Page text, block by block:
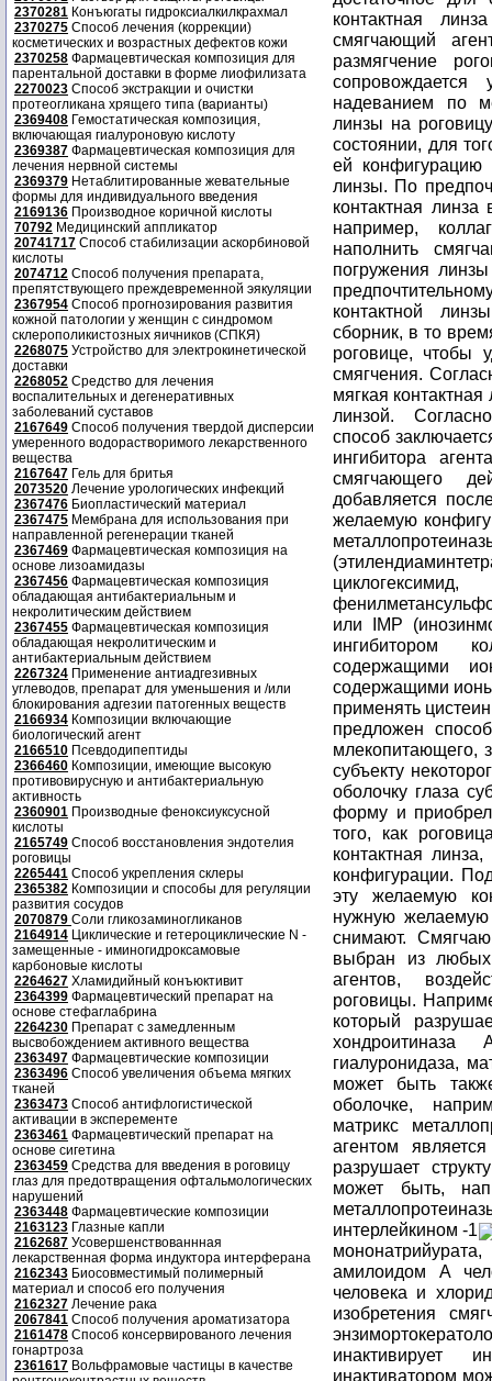
2370281 Конъюгаты гидроксиалкилкрахмал
2370275 Способ лечения (коррекции)
косметических и возрастных дефектов кожи
2370258 Фармацевтическая композиция для
парентальной доставки в форме лиофилизата
2270023 Способ экстракции и очистки
протеогликана хрящего типа (варианты)
2369408 Гемостатическая композиция,
включающая гиалуроновую кислоту
2369387 Фармацевтическая композиция для
лечения нервной системы
2369379 Нетаблитированные жевательные
формы для индивидуального введения
2169136 Производное коричной кислоты
70792 Медицинский аппликатор
20741717 Способ стабилизации аскорбиновой
кислоты
2074712 Способ получения препарата,
препятствующего преждевременной эякуляции
2367954 Способ прогнозирования развития
кожной патологии у женщин с синдромом
склерополикистозных яичников (СПКЯ)
2268075 Устройство для электрокинетической
доставки
2268052 Средство для лечения
воспалительных и дегенеративных
заболеваний суставов
2167649 Способ получения твердой дисперсии
умеренного водорастворимого лекарственного
вещества
2167647 Гель для бритья
2073520 Лечение урологических инфекций
2367476 Биопластический материал
2367475 Мембрана для использования при
направленной регенерации тканей
2367469 Фармацевтическая композиция на
основе лизоамидазы
2367456 Фармацевтическая композиция
обладающая антибактериальным и
некролитическим действием
2367455 Фармацевтическая композиция
обладающая некролитическим и
антибактериальным действием
2267324 Применение антиадгезивных
углеводов, препарат для уменьшения и /или
блокирования адгезии патогенных веществ
2166934 Композиции включающие
биологический агент
2166510 Псевдодипептиды
2366460 Композиции, имеющие высокую
противовирусную и антибактериальную
активность
2360901 Производные феноксиуксусной
кислоты
2165749 Способ восстановления эндотелия
роговицы
2265441 Способ укрепления склеры
2365382 Композиции и способы для регуляции
развития сосудов
2070879 Соли гликозаминогликанов
2164914 Циклические и гетероциклические N -
замещенные - иминогидроксамовые
карбоновые кислоты
2264627 Хламидийный конъюктивит
2364399 Фармацевтический препарат на
основе стефаглабрина
2264230 Препарат с замедленным
высвобождением активного вещества
2363497 Фармацевтические композиции
2363496 Способ увеличения объема мягких
тканей
2363473 Способ антифлогистической
активации в эксперементе
2363461 Фармацевтический препарат на
основе сигетина
2363459 Средства для введения в роговицу
глаз для предотвращения офтальмологических
нарушений
2363448 Фармацевтические композиции
2163123 Глазные капли
2162687 Усовершенствованнная
лекарственная форма индуктора интерферана
2162343 Биосовместимый полимерный
материал и способ его получения
2162327 Лечение рака
2067841 Способ получения ароматизатора
2161478 Способ консервированого лечения
гонартроза
2361617 Вольфрамовые частицы в качестве
контактная
смягчающий
размягчение
надеванием по
линзы на
состоянии, для
ей конфигурацию
линзы. По
контактная
например,
наполнить
погружения
контактной
сборник, в то
роговице, чтобы
смягчения.
мягкая
линзой.
способ
ингибитора
смягчающего
добавляется
желаемую
или IMP
ингибитором
содержащими
содержащими
применять
предложен
млекопитающего,
субъекту
оболочку глаза
форму и
того, как
контактная
конфигурации.
эту желаемую
нужную
снимают.
выбран из любых
агентов,
роговицы.
который
хондроитиназа
гиалуронидаза,
может быть
оболочке,
матрикс
агентом
разрушает
может быть,
интерлейкином -1
амилоидом A
человека и
изобретения
инактивирует
инактиватором